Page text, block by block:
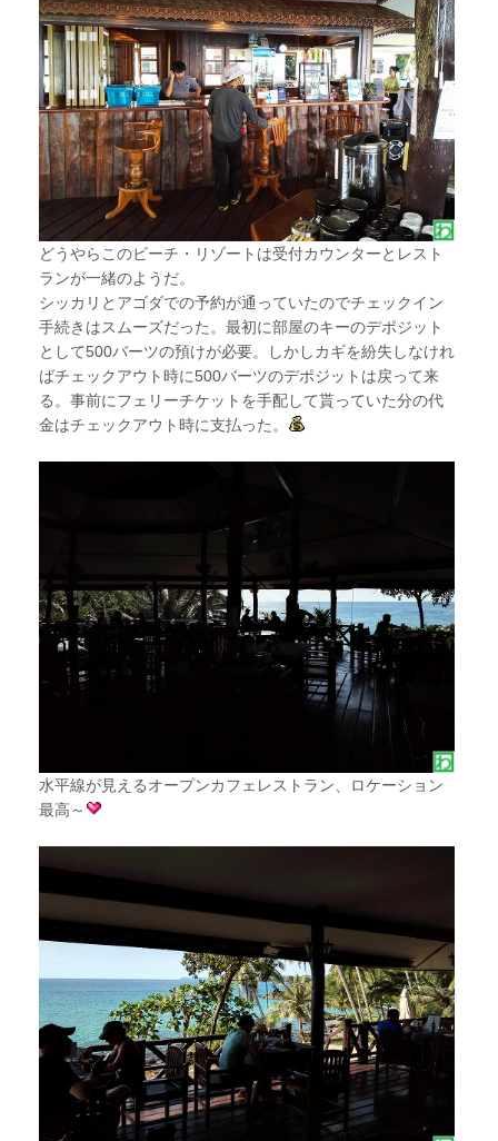
どうやらこのビーチ・リゾートは受付カウンターとレスト
ランが一緒のようだ。
シッカリとアゴダでの予約が通っていたのでチェックイン
手続きはスムーズだった。最初に部屋のキーのデポジット
として500バーツの預けが必要。しかしカギを紛失しなけれ
ばチェックアウト時に500バーツのデポジットは戻って来
る。事前にフェリーチケットを手配して貰っていた分の代
金はチェックアウト時に支払った。
水平線が見えるオープンカフェレストラン、ロケーション
最高～